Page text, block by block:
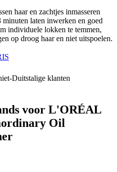
haar en zachtjes inmasseren
laten inwerken en goed
individuele lokken te temmen,
op droog haar en niet uitspoelen.
Duitstalige klanten
voor L'ORÉAL
Oil